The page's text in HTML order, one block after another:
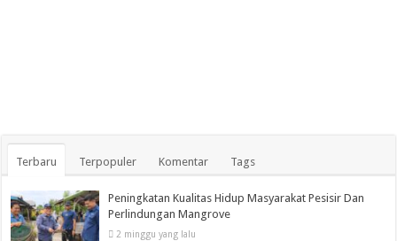
Terbaru Terpopuler Komentar Tags
Peningkatan Kualitas Hidup Masyarakat Pesisir Dan
Perlindungan Mangrove
2 minggu yang lalu